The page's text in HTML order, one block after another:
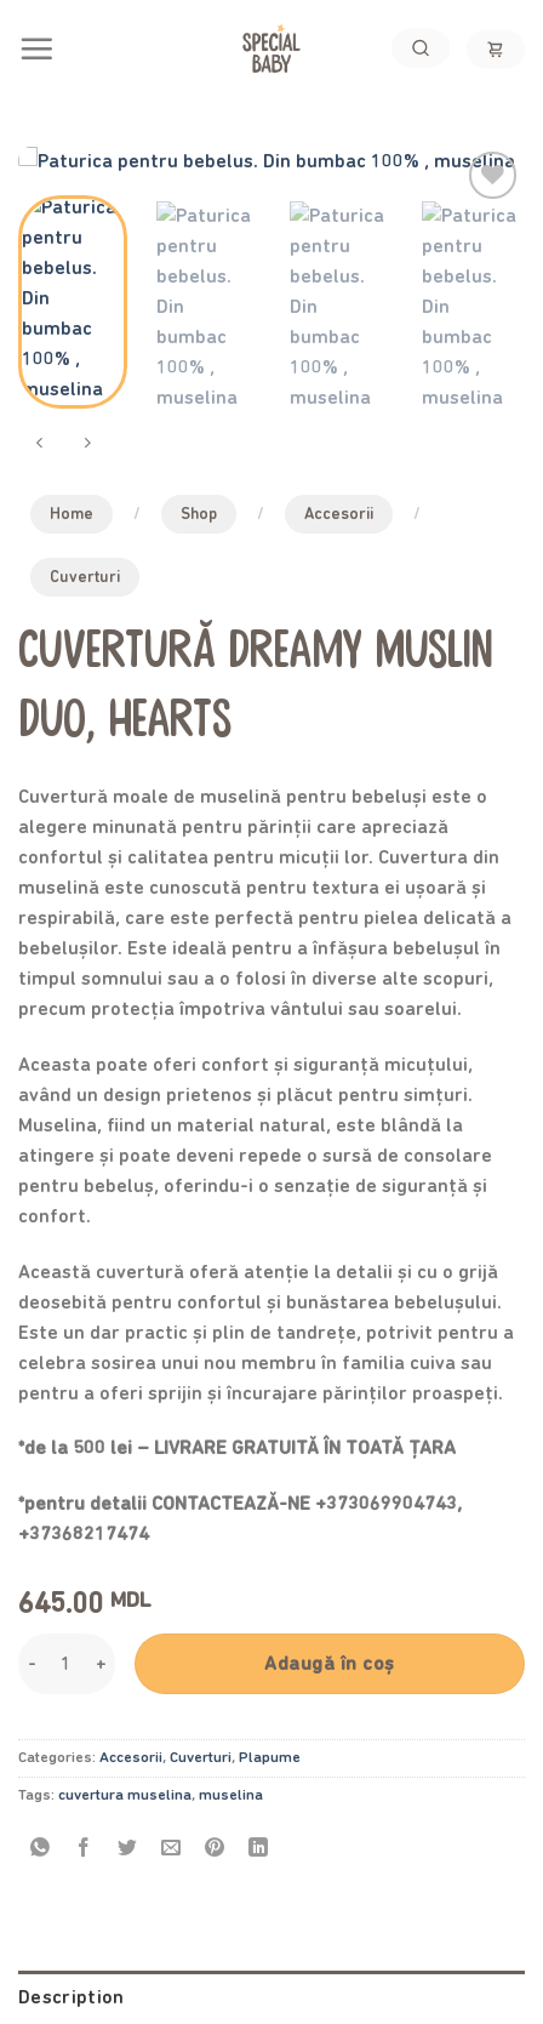
Home / Shop / Accesorii /
Cuverturi
Cuvertură Dreamy Muslin
Duo, Hearts
645.00 MDL
Cuvertură moale de muselină pentru bebeluși este o
alegere minunată pentru părinții care apreciază
confortul și calitatea pentru micuții lor. Cuvertura din
muselină este cunoscută pentru textura ei ușoară și
respirabilă, care este perfectă pentru pielea delicată a
bebelușilor. Este ideală pentru a înfășura bebelușul în
timpul somnului sau a o folosi în diverse alte scopuri,
precum protecția împotriva vântului sau soarelui.
Aceasta poate oferi confort și siguranță micuțului,
având un design prietenos și plăcut pentru simțuri.
Muselina, fiind un material natural, este blândă la
atingere și poate deveni repede o sursă de consolare
pentru bebeluș, oferindu-i o senzație de siguranță și
confort.
Această cuvertură oferă atenție la detalii și cu o grijă
deosebită pentru confortul și bunăstarea bebelușului.
Este un dar practic și plin de tandrețe, potrivit pentru a
celebra sosirea unui nou membru în familia cuiva sau
pentru a oferi sprijin și încurajare părinților proaspeți.
*de la 500 lei – LIVRARE GRATUITĂ ÎN TOATĂ ȚARA
*pentru detalii CONTACTEAZĂ-NE +373069904743,
+37368217474
Cuvertură Dreamy Muslin Duo, Hearts quantity
Adaugă în coș
Categories: Accesorii, Cuverturi, Plapume
Tags: cuvertura muselina, muselina
Description